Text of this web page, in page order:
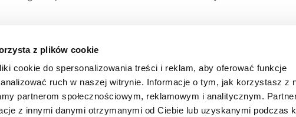
z plików cookie
cookie do spersonalizowania treści i reklam, aby oferować funkcje
analizować ruch w naszej witrynie. Informacje o tym, jak korzystasz z
partnerom społecznościowym, reklamowym i analitycznym.
z innymi danymi otrzymanymi od Ciebie lub uzyskanymi podczas
Mapa serwisu
Kanały RSS